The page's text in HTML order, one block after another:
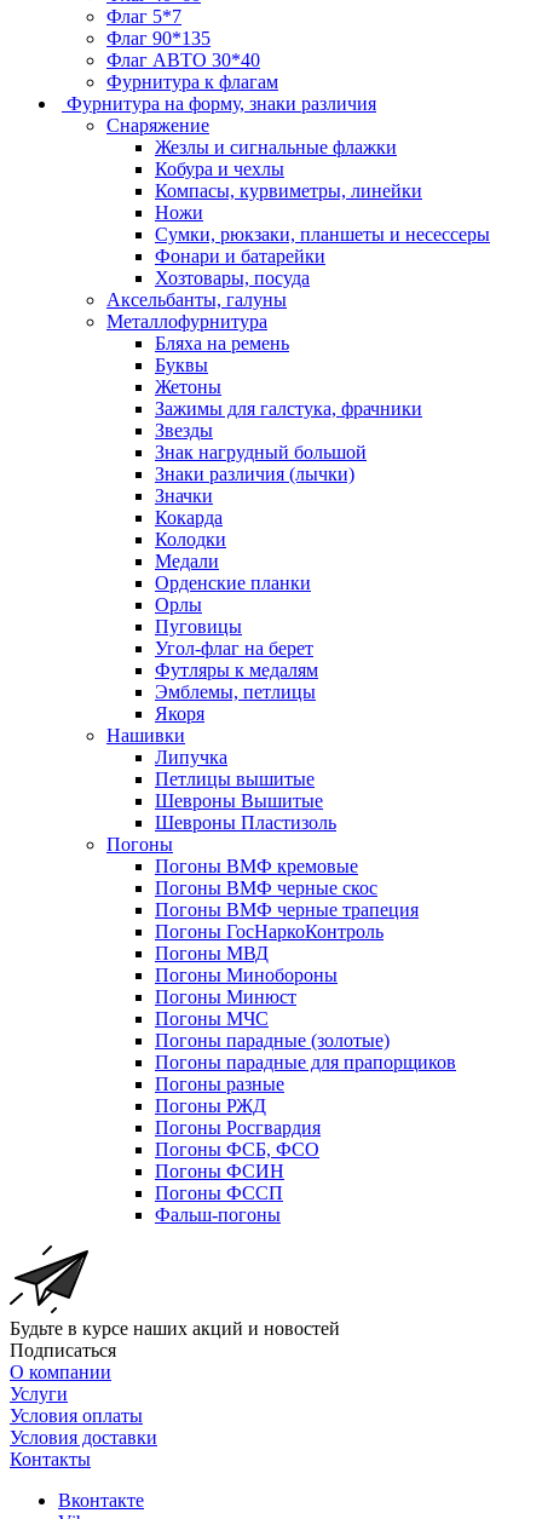
Флаг 5*7
Флаг 90*135
Флаг АВТО 30*40
Фурнитура к флагам
Фурнитура на форму, знаки различия
Снаряжение
Жезлы и сигнальные флажки
Кобура и чехлы
Компасы, курвиметры, линейки
Ножи
Сумки, рюкзаки, планшеты и несессеры
Фонари и батарейки
Хозтовары, посуда
Аксельбанты, галуны
Металлофурнитура
Бляха на ремень
Буквы
Жетоны
Зажимы для галстука, фрачники
Звезды
Знак нагрудный большой
Знаки различия (лычки)
Значки
Кокарда
Колодки
Медали
Орденские планки
Орлы
Пуговицы
Угол-флаг на берет
Футляры к медалям
Эмблемы, петлицы
Якоря
Нашивки
Липучка
Петлицы вышитые
Шевроны Вышитые
Шевроны Пластизоль
Погоны
Погоны ВМФ кремовые
Погоны ВМФ черные скос
Погоны ВМФ черные трапеция
Погоны ГосНаркоКонтроль
Погоны МВД
Погоны Минобороны
Погоны Минюст
Погоны МЧС
Погоны парадные (золотые)
Погоны парадные для прапорщиков
Погоны разные
Погоны РЖД
Погоны Росгвардия
Погоны ФСБ, ФСО
Погоны ФСИН
Погоны ФССП
Фальш-погоны
Будьте в курсе наших акций и новостей
Подписаться
О компании
Услуги
Условия оплаты
Условия доставки
Контакты
Вконтакте